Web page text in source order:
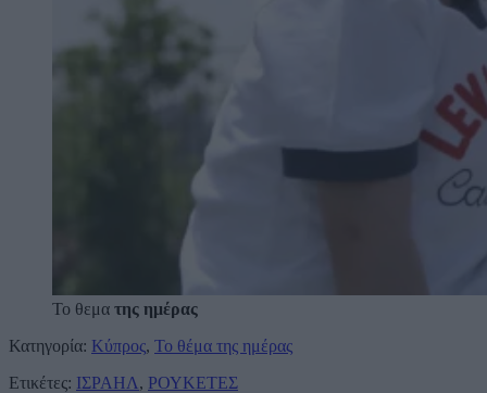
Το θεμα της ημέρας
Κατηγορία: Κύπρος, Το θέμα της ημέρας
Ετικέτες: ΙΣΡΑΗΛ, ΡΟΥΚΕΤΕΣ